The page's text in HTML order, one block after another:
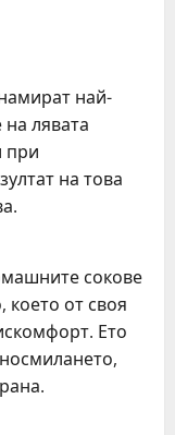
най-
на лявата
при
на това
сокове
което от своя
Ето